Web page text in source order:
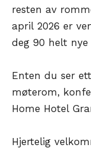
resten av
april 2026 er
deg 90 helt
Enten du ser
møterom,
Home Hotel
​​Hjertelig